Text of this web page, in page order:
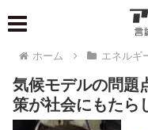
ホーム エネルギ
気候モデルの問題
策が社会にもたら